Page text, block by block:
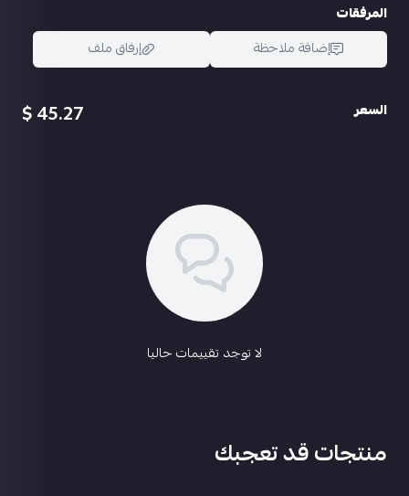
المرفقات
إضافة ملاحظة
إرفاق ملف
السعر 45.27 $
لا توجد تقييمات حاليا
منتجات قد تعجبك